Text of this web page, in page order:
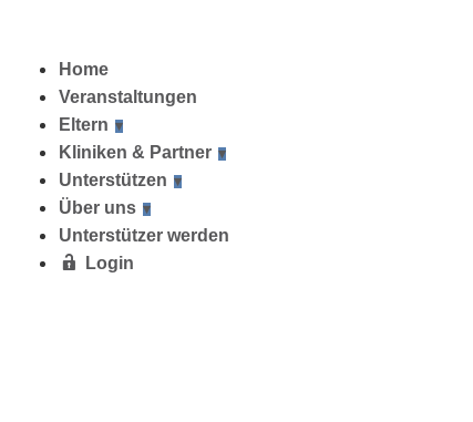
Home
Veranstaltungen
Eltern
Kliniken & Partner
Unterstützen
Über uns
Unterstützer werden
Login